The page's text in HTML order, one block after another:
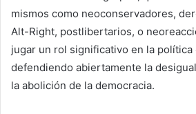
mismos como neoconservadores,
Alt-Right, postlibertarios, o
jugar un rol significativo en la
defendiendo abiertamente la
la abolición de la democracia.